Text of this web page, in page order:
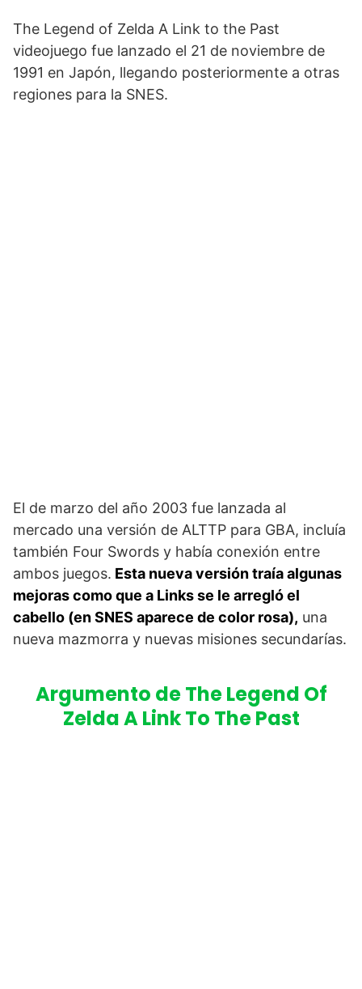
The Legend of Zelda A Link to the Past
videojuego fue lanzado el 21 de noviembre de
1991 en Japón, llegando posteriormente a otras
regiones para la SNES.
El de marzo del año 2003 fue lanzada al
mercado una versión de ALTTP para GBA, incluía
también Four Swords y había conexión entre
ambos juegos. Esta nueva versión traía algunas
mejoras como que a Links se le arregló el
cabello (en SNES aparece de color rosa), una
nueva mazmorra y nuevas misiones secundarías.
Argumento de The Legend Of
Zelda A Link To The Past